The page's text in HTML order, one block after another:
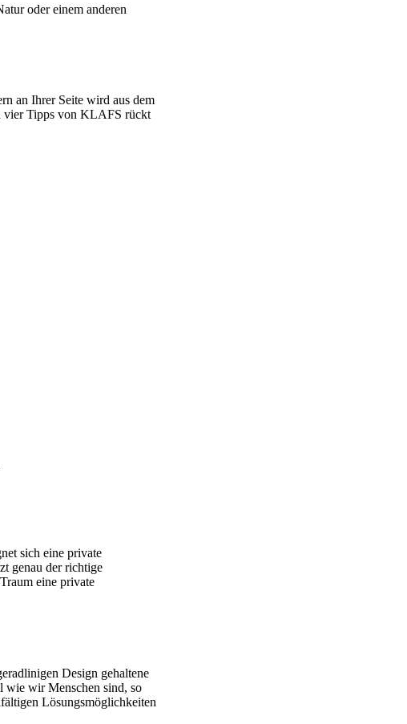
oder einem anderen
an Ihrer Seite wird aus dem
vier Tipps von KLAFS rückt
sich eine private
genau der richtige
eine private
Design gehaltene
wie wir Menschen sind, so
Lösungsmöglichkeiten